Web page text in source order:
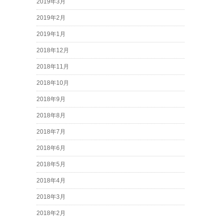
2019年3月
2019年2月
2019年1月
2018年12月
2018年11月
2018年10月
2018年9月
2018年8月
2018年7月
2018年6月
2018年5月
2018年4月
2018年3月
2018年2月